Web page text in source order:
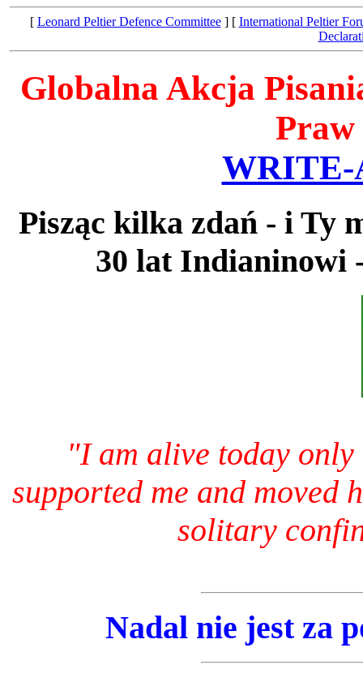
[ Leonard Peltier Defence Committee] [ International Peltier
Globalna Akcja
Praw
WRITE-
Pisząc kilka zdań - i Ty
30 lat Indianinowi
"I am alive today only
supported me and moved
solitary
Nadal nie jest za